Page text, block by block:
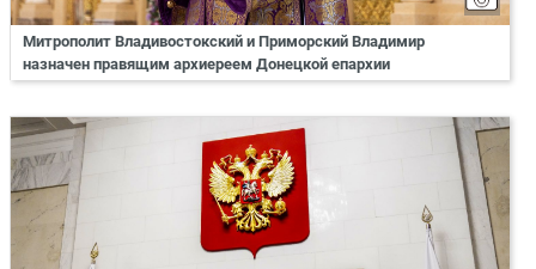
Митрополит Владивостокский и Приморский Владимир
назначен правящим архиереем Донецкой епархии